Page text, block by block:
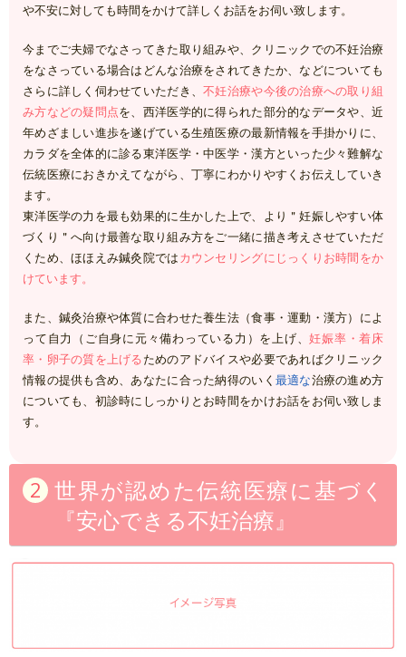
や不安に対しても時間をかけて詳しくお話をお伺い致します。
今までご夫婦でなさってきた取り組みや、クリニックでの不妊治療
をなさっている場合はどんな治療をされてきたか、などについても
さらに詳しく伺わせていただき、不妊治療や今後の治療への取り組
み方などの疑問点を、西洋医学的に得られた部分的なデータや、近
年めざましい進歩を遂げている生殖医療の最新情報を手掛かりに、
カラダを全体的に診る東洋医学・中医学・漢方といった少々難解な
伝統医療におきかえてながら、丁寧にわかりやすくお伝えしていき
ます。
東洋医学の力を最も効果的に生かした上で、より＂妊娠しやすい体
づくり＂へ向け最善な取り組み方をご一緒に描き考えさせていただ
くため、ほほえみ鍼灸院では カウンセリングにじっくりお時間をか
けています。
また、鍼灸治療や体質に合わせた養生法（食事・運動・漢方）によ
って自力（ご自身に元々備わっている力）を上げ、妊娠率・着床
率・卵子の質を上げるためのアドバイスや必要であればクリニック
情報の提供も含め、あなたに合った納得のいく 最適な治療の進め方
についても、初診時にしっかりとお時間をかけお話をお伺い致しま
す。
世界が認めた伝統医療に基づく
『安心できる不妊治療』